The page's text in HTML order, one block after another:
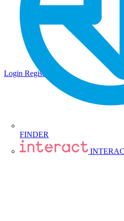
FINDER
Login Registrati